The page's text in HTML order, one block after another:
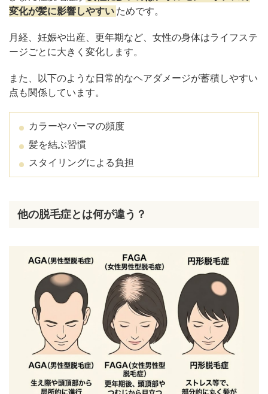
変化が髪に影響しやすい ためです。
月経、妊娠や出産、更年期など、女性の身体はライフステ
ージごとに大きく変化します。
また、以下のような日常的なヘアダメージが蓄積しやすい
点も関係しています。
カラーやパーマの頻度
髪を結ぶ習慣
スタイリングによる負担
他の脱毛症とは何が違う？